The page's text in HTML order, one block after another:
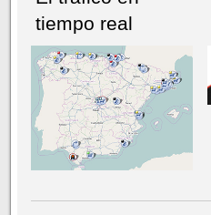
NÚMERO ACTUALHEMEROTECA
tiempo real